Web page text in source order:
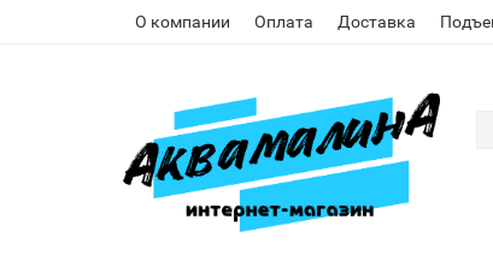
О компании Оплата Доставка